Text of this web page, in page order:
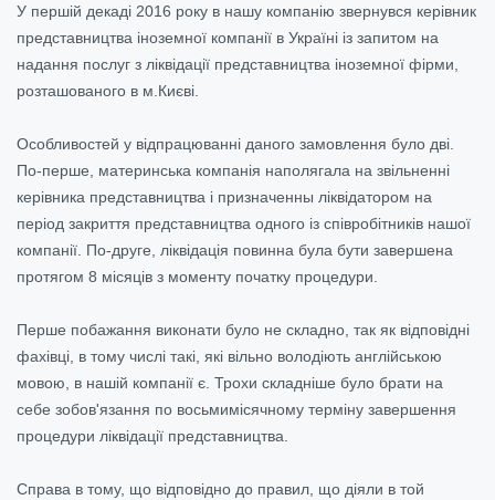
У першій декаді 2016 року в нашу компанію звернувся керівник
представництва іноземної компанії в Україні із запитом на
надання послуг з ліквідації представництва іноземної фірми,
розташованого в м.Києві.
Особливостей у відпрацюванні даного замовлення було дві.
По-перше, материнська компанія наполягала на звільненні
керівника представництва і призначенны ліквідатором на
період закриття представництва одного із співробітників нашої
компанії. По-друге, ліквідація повинна була бути завершена
протягом 8 місяців з моменту початку процедури.
Перше побажання виконати було не складно, так як відповідні
фахівці, в тому числі такі, які вільно володіють англійською
мовою, в нашій компанії є. Трохи складніше було брати на
себе зобов'язання по восьмимісячному терміну завершення
процедури ліквідації представництва.
Справа в тому, що відповідно до правил, що діяли в той